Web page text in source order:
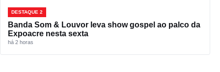
DESTAQUE 2
Banda Som & Louvor leva show gospel ao palco da
Expoacre nesta sexta
há 2 horas